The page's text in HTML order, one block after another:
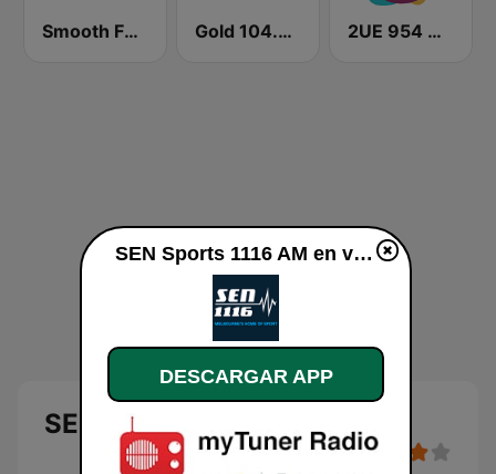
Smooth FM 95.3 Sydney Gold 104.3 FM 2UE 954 AM
SEN Sports 1116 AM
SEN Sports 1116 AM en vivo
DESCARGAR APP